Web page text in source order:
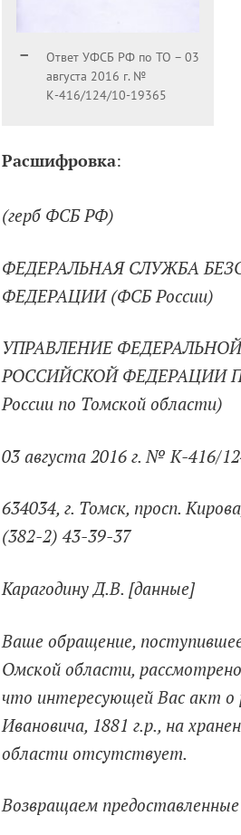
Ответ УФСБ РФ по ТО – 03
августа 2016 г. №
К-416/124/10-19365
Расшифровка:
(герб ФСБ РФ)
ФЕДЕРАЛЬНАЯ СЛУЖБА
ФЕДЕРАЦИИ (ФСБ России)
УПРАВЛЕНИЕ
РОССИЙСКОЙ ФЕДЕРАЦИИ
России по Томской области)
03 августа 2016 г. № К-416/
634034, г. Томск, просп.
(382-2) 43-39-37
Карагодину Д.В. [данные]
Ваше обращение,
Омской области,
что интересующей Вас акт о
Ивановича, 1881 г.р., на
области отсутствует.
Возвращаем